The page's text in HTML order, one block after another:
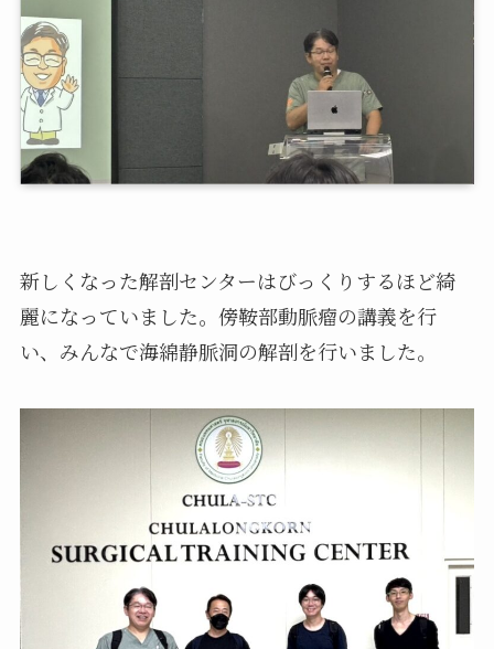
新しくなった解剖センターはびっくりするほど綺
麗になっていました。傍鞍部動脈瘤の講義を行
い、みんなで海綿静脈洞の解剖を行いました。